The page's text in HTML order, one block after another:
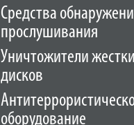
Средства
прослушивания
Уничтожители
дисков
оборудование